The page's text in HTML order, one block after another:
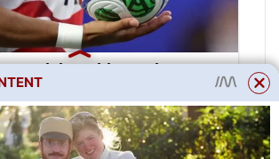
kancelář.”